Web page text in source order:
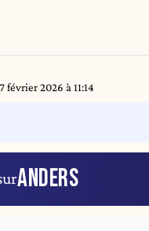
février 2026 à 11:14
ANDERS